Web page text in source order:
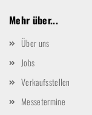
Mehr über...
Über uns
Jobs
Verkaufsstellen
Messetermine